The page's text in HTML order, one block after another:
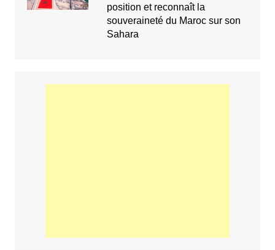
position et reconnaît la
souveraineté du Maroc sur son
Sahara